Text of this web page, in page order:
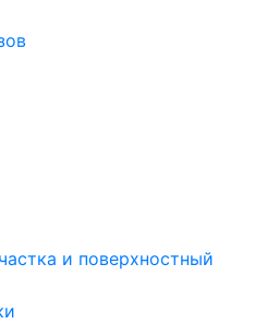
и поверхностный